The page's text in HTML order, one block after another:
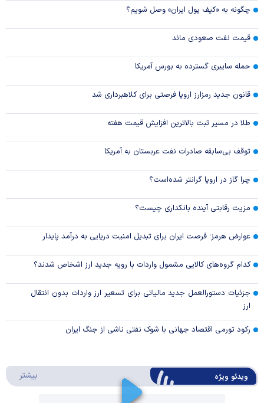
چگونه به «کیف پول ایران» وصل شویم؟
قیمت نفت صعودی ماند
حمله سایبری گسترده به بورس آمریکا
قانون جدید رمزارز اروپا فرصتی برای کلاهبرداری شد
طلا در مسیر ثبت بالاترین افزایش قیمت هفته
توقف بی‌سابقه صادرات نفت عربستان به آمریکا
چرا گاز در اروپا گرانتر شده‌است؟
مزیت رقابتی آینده بانکداری چیست؟
عوارض هرمز؛ فرصت ایران برای تبدیل امنیت دریایی به درآمد پایدار
کدام گروه‌های کالایی مشمول واردات با رویه جدید ارز اشخاص شدند؟
جزئیات دستورالعمل جدید مالیاتی برای تسعیر ارز واردات بدون انتقال
ارز
رکود تورمی اقتصاد جهانی با شوک نفتی ناشی از جنگ ایران
ویدئو ویژه بیشتر